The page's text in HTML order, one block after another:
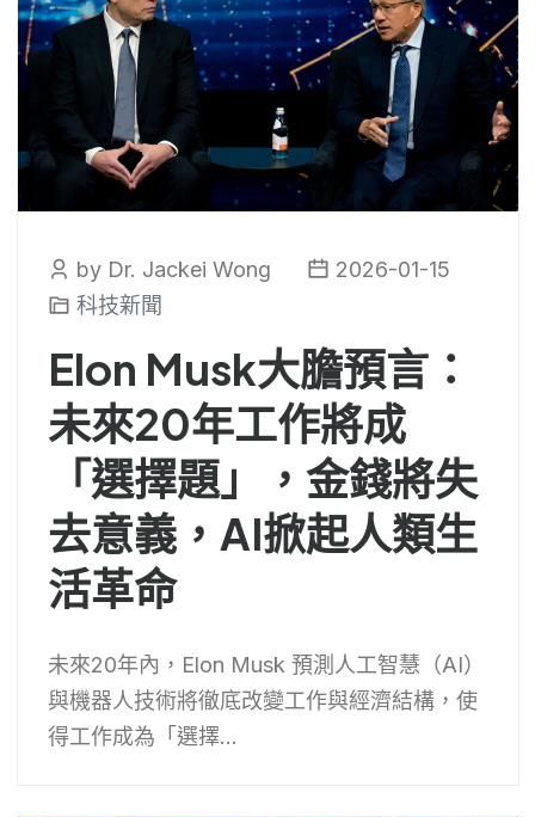
by Dr. Jackei Wong
2026-01-15
科技新聞
Elon Musk大膽預言：
未來20年工作將成
「選擇題」，金錢將失
去意義，AI掀起人類生
活革命
未來20年內，Elon Musk 預測人工智慧（AI）
與機器人技術將徹底改變工作與經濟結構，使
得工作成為「選擇...